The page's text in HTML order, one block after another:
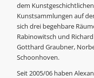
dem
Kunstsammlungen auf
sich drei begehbare
Rabinowitsch und
Gotthard Graubner,
Schoonhoven.
Seit 2005/06 haben